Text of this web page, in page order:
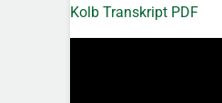
Kolb Transkript PDF